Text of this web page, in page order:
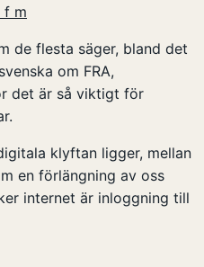
f m
de flesta säger, bland det
om FRA,
det är så viktigt för
klyftan ligger, mellan
en förlängning av oss
internet är inloggning till